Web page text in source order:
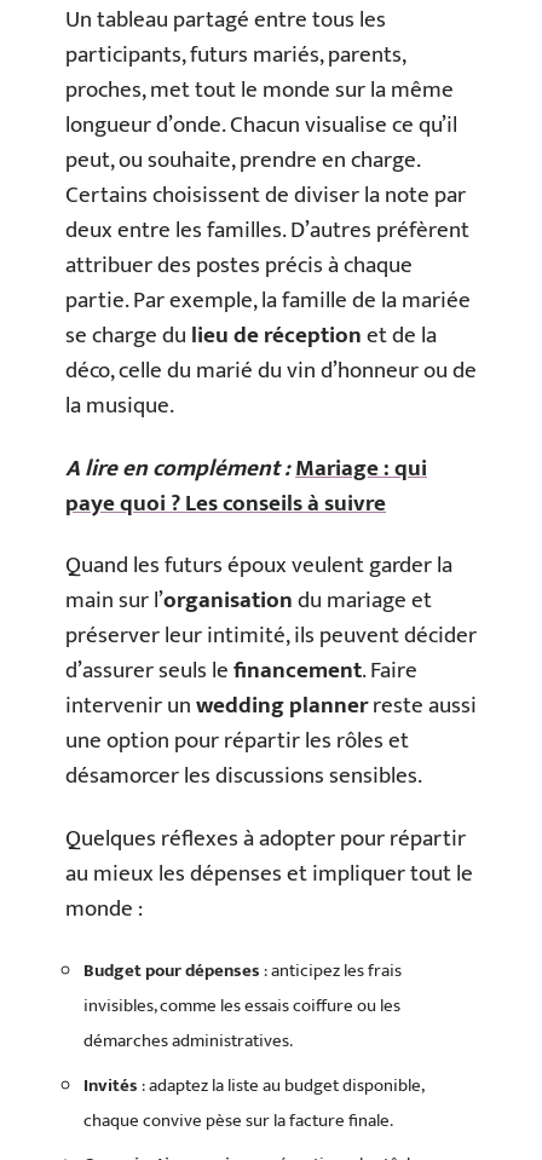
Un tableau partagé entre tous les
participants, futurs mariés, parents,
proches, met tout le monde sur la même
longueur d’onde. Chacun visualise ce qu’il
peut, ou souhaite, prendre en charge.
Certains choisissent de diviser la note par
deux entre les familles. D’autres préfèrent
attribuer des postes précis à chaque
partie. Par exemple, la famille de la mariée
se charge dulieu de réceptionet de la
déco, celle du marié du vin d’honneur ou de
la musique.
A lire en complément :Mariage : qui
paye quoi ? Les conseils à suivre
Quand les futurs époux veulent garder la
main sur l’organisationdu mariage et
préserver leur intimité, ils peuvent décider
d’assurer seuls lefinancement. Faire
intervenir unwedding plannerreste aussi
une option pour répartir les rôles et
désamorcer les discussions sensibles.
Quelques réflexes à adopter pour répartir
au mieux les dépenses et impliquer tout le
monde :
Budget pour dépenses: anticipez les frais
invisibles, comme les essais coiffure ou les
démarches administratives.
Invités: adaptez la liste au budget disponible,
chaque convive pèse sur la facture finale.